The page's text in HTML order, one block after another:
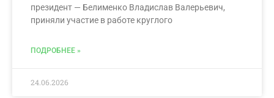
президент — Белименко Владислав Валерьевич,
приняли участие в работе круглого
ПОДРОБНЕЕ »
24.06.2026